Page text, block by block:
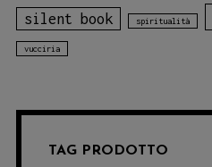
silent book spiritualità
vucciria
TAG PRODOTTO